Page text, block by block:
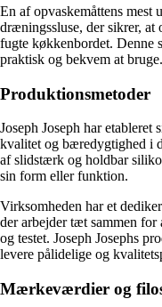
En af opvaskemåttens mest
dræningssluse, der sikrer, at
fugte køkkenbordet. Denne
praktisk og bekvem at bruge.
Produktionsmetoder
Joseph Joseph har
kvalitet og bæredygtighed i
af slidstærk og holdbar
sin form eller funktion.
Virksomheden har et
der arbejder tæt sammen
og testet. Joseph Josephs
levere pålidelige og
Mærkeværdier og